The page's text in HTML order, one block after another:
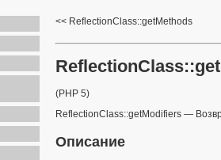
ReflectionClass::getMethods
(PHP 5)
ReflectionClass::getModifiers —
Описание